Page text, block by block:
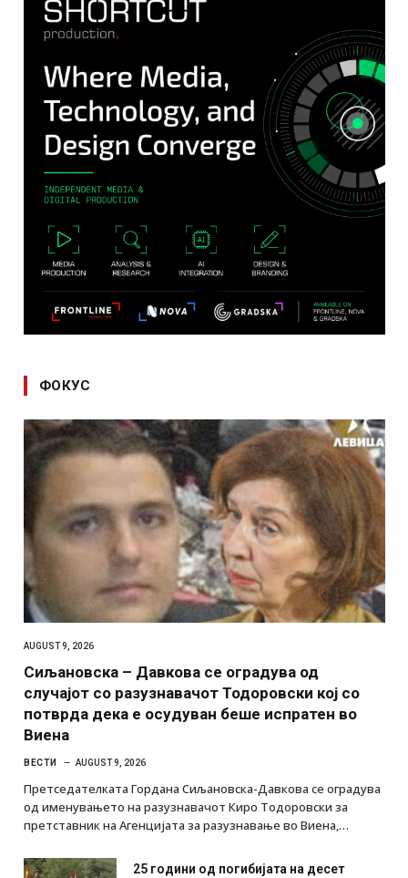
ФОКУС
AUGUST 9, 2026
Сиљановска – Давкова се оградува од
случајот со разузнавачот Тодоровски кој со
потврда дека е осудуван беше испратен во
Виена
ВЕСТИ AUGUST 9, 2026
Претседателката Гордана Сиљановска-Давкова се оградува
од именувањето на разузнавачот Киро Тодоровски за
претставник на Агенцијата за разузнавање во Виена,…
25 години од погибијата на десет